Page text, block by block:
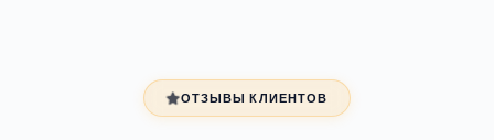
ОТЗЫВЫ КЛИЕНТОВ